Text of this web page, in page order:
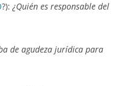
?): ¿Quién es responsable del
de agudeza jurídica para